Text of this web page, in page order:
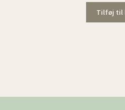
Tilføj til